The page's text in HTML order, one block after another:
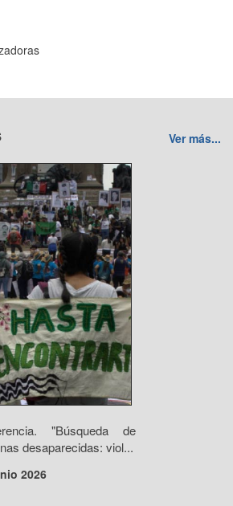
Ver más...
"Búsqueda de
desaparecidas: viol...
2026